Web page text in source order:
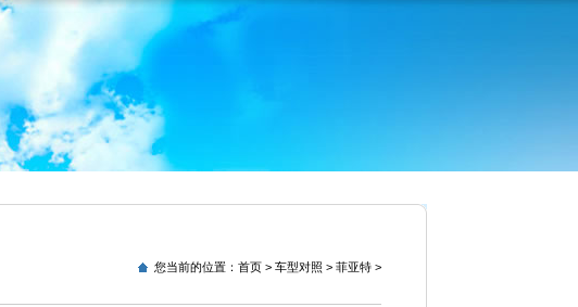
您当前的位置： 首页> 车型对照 > 菲亚特>